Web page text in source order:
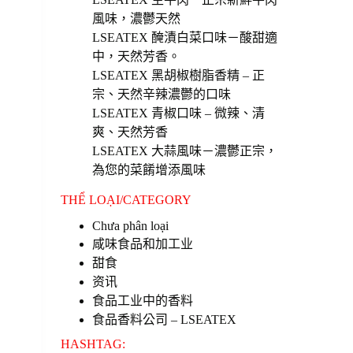
風味，濃鬱天然
LSEATEX 醃漬白菜口味－酸甜適
中，天然芳香。
LSEATEX 黑胡椒樹脂香精 – 正
宗、天然辛辣濃鬱的口味
LSEATEX 青椒口味 – 微辣、清
爽、天然芳香
LSEATEX 大蒜風味－濃鬱正宗，
為您的菜餚增添風味
THỂ LOẠI/CATEGORY
Chưa phân loại
咸味食品和加工业
甜食
资讯
食品工业中的香料
食品香料公司 – LSEATEX
HASHTAG: